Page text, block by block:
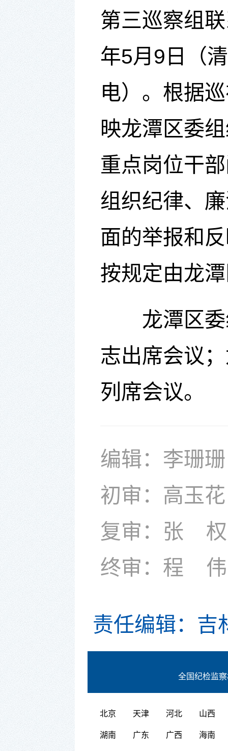
第三巡察组
年5月9日（
电）。根据
映龙潭区委
重点岗位干
组织纪律、
面的举报和
按规定由龙
龙潭区
志出席会议
列席会议。
编辑：李珊珊
初审：高玉花
复审：张 权
终审：程 伟
责任编辑：吉
全国纪检监
北京 天津 河北 山西
湖南 广东 广西 海南